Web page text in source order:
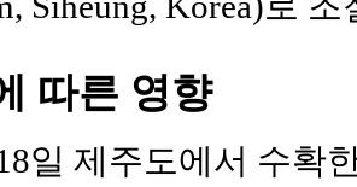
따른 영향
일 제주도에서 수확